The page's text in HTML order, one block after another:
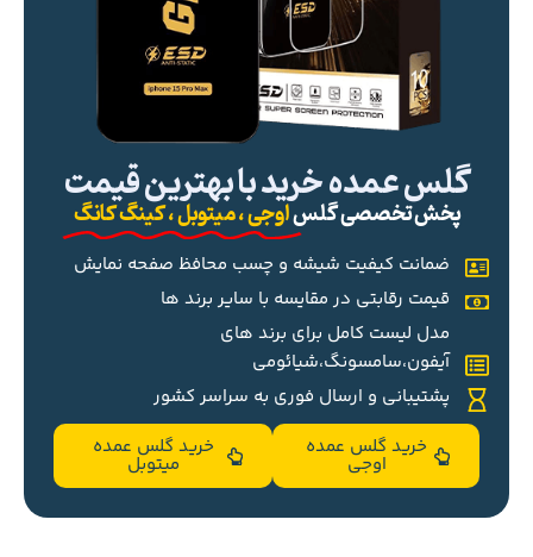
گلس عمده خرید با بهترین قیمت
پخش تخصصی گلساوجی ، میتوبل ، کینگ کانگ
ضمانت کیفیت شیشه و چسب محافظ صفحه نمایش
قیمت رقابتی در مقایسه با سایر برند ها
مدل لیست کامل برای برند های
آیفون،سامسونگ،شیائومی
پشتیبانی و ارسال فوری به سراسر کشور
خرید گلس عمده
اوجی
خرید گلس عمده
میتوبل